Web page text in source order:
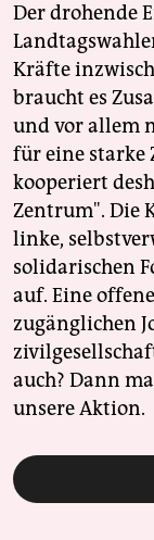
Der drohende
Kräfte
braucht es
und vor allem
für eine starke
kooperiert
Zentrum". Die
linke,
solidarischen
auf. Eine
zugänglichen
auch? Dann
unsere Aktion.